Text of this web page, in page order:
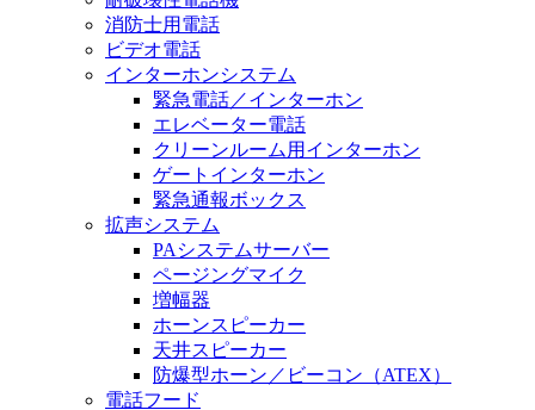
消防士用電話
ビデオ電話
インターホンシステム
緊急電話／インターホン
エレベーター電話
クリーンルーム用インターホン
ゲートインターホン
緊急通報ボックス
拡声システム
PAシステムサーバー
ページングマイク
増幅器
ホーンスピーカー
天井スピーカー
防爆型ホーン／ビーコン（ATEX）
電話フード